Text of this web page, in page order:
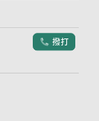
電話符號
撥打